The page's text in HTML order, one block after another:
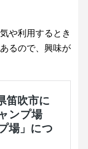
や利用するとき
るので、興味が